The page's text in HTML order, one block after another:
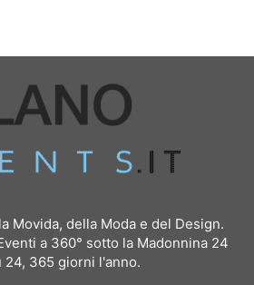
Movida, della Moda e del Design.
a 360° sotto la Madonnina 24
24, 365 giorni l'anno.